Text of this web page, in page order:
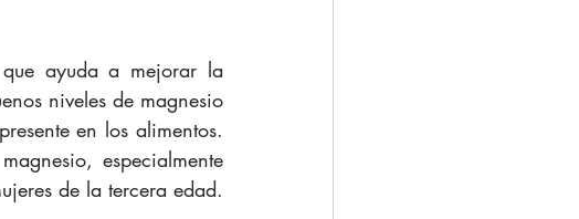
ayuda a mejorar la
niveles de magnesio
en los alimentos.
especialmente
de la tercera edad.